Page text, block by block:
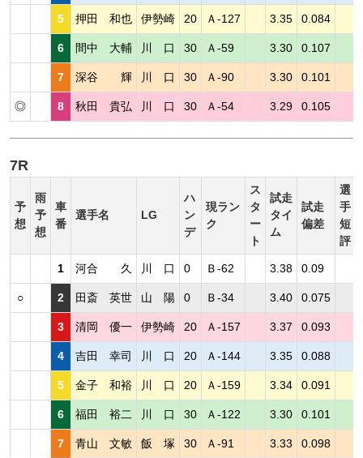
5 押田 和也 伊勢崎 20 Ａ-127 3.35 0.084
6 間中 大輔 川 口 30 Ａ-59 3.30 0.107
7 深谷 輝 川 口 30 Ａ-90 3.30 0.101
◎ 8 秋田 貴弘 川 口 30 Ａ-54 3.29 0.105
7R
予
想
雨
予
想
車
番
選手名 LG
ハ
ン
デ
現ラン
ク
ス
タ
ー
ト
試走
タイ
ム
試走
偏差
選
手
短
評
1 河合 久 川 口 0 Ｂ-62 3.38 0.09
○ 2 田斎 英世 山 陽 0 Ｂ-34 3.40 0.075
3 清岡 優一 伊勢崎 20 Ａ-157 3.37 0.093
4 吉田 幸司 川 口 20 Ａ-144 3.35 0.088
5 金子 和裕 川 口 20 Ａ-159 3.34 0.091
6 福田 裕二 川 口 30 Ａ-122 3.30 0.101
7 青山 文敏 飯 塚 30 Ａ-91 3.33 0.098